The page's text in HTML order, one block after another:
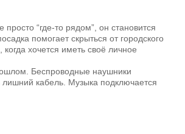
“где-то рядом”, он становится
помогает скрыться от городского
хочется иметь своё личное
Беспроводные наушники
лишний кабель. Музыка подключается